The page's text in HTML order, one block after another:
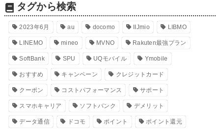
タグから検索
2023年6月 au docomo IIJmio LIBMO
LINEMO mineo MVNO Rakuten最強プラン
SoftBank SPU UQモバイル Ymobile
おすすめ キャンペーン クレジットカード
クーポン コストパフォーマンス サポート
スマホキャリア ソフトバンク デメリット
データ通信 ドコモ ポイント ポイント還元